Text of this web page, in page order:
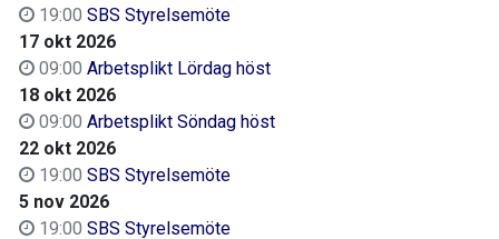
19:00 SBS Styrelsemöte
17 okt 2026
09:00 Arbetsplikt Lördag höst
18 okt 2026
09:00 Arbetsplikt Söndag höst
22 okt 2026
19:00 SBS Styrelsemöte
5 nov 2026
19:00 SBS Styrelsemöte